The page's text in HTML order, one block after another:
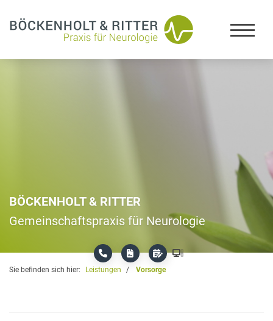
BÖCKENHOLT & RITTER
Gemeinschaftspraxis für Neurologie
Sie befinden sich hier: Leistungen Vorsorge